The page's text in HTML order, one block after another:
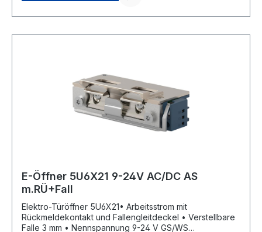
E-Öffner 5U6X21 9-24V AC/DC AS
m.RÜ+Fall
Elektro-Türöffner 5U6X21• Arbeitsstrom mit
Rückmeldekontakt und Fallengleitdeckel • Verstellbare
Falle 3 mm • Nennspannung 9-24 V GS/WS